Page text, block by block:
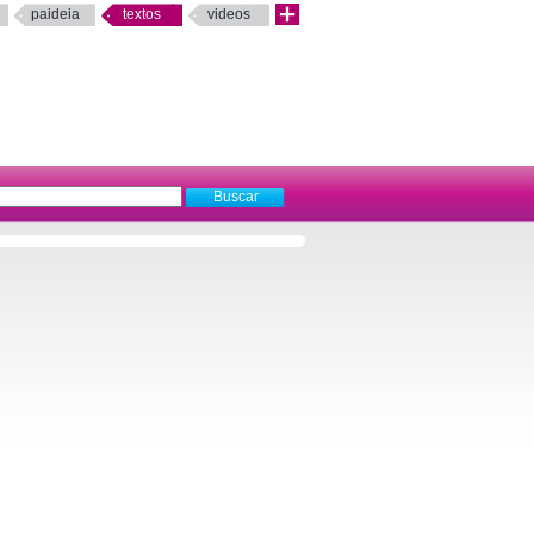
paideia textos videos